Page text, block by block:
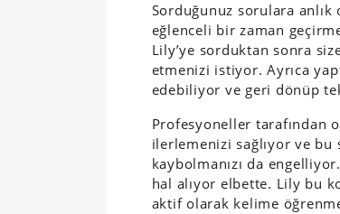
Sorduğunuz sorulara
eğlenceli bir zaman
Lily’ye sorduktan sonra
etmenizi istiyor. Ayrıca
edebiliyor ve geri dönüp
Profesyoneller tarafından
ilerlemenizi sağlıyor ve bu
kaybolmanızı da
hal alıyor elbette. Lily bu
aktif olarak kelime